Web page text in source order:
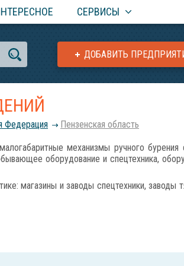
СЕРВИСЫ
ДОБАВИТЬ
Федерация Пензенская область
механизмы ручного бурения
оборудование и спецтехника,
магазины и заводы спецтехники, заводы